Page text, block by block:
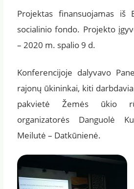
Projektas finansuojamas iš
socialinio fondo. Projekto
– 2020 m. spalio 9 d.
Konferencijoje dalyvavo
rajonų ūkininkai, kiti
pakvietė Žemės ūkio
organizatorės Danguolė
Meilutė – Datkūnienė.